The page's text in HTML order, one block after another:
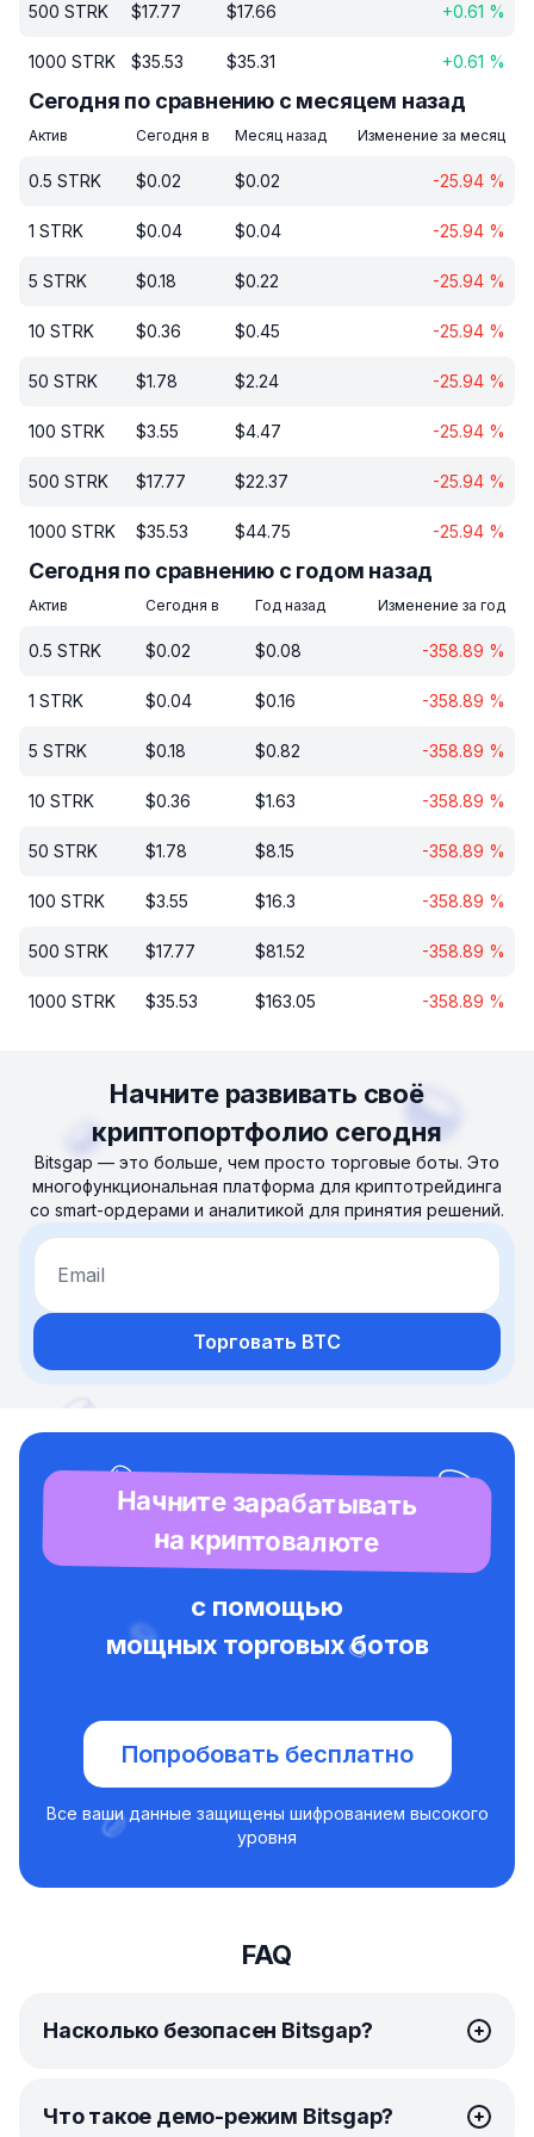
500 STRK $17.77 $17.66 +0.61 %
1000 STRK $35.53 $35.31 +0.61 %
Сегодня по сравнению с месяцем назад
Актив Сегодня в Месяц назад Изменение за месяц
0.5 STRK $0.02 $0.02 -25.94 %
1 STRK $0.04 $0.04 -25.94 %
5 STRK $0.18 $0.22 -25.94 %
10 STRK $0.36 $0.45 -25.94 %
50 STRK $1.78 $2.24 -25.94 %
100 STRK $3.55 $4.47 -25.94 %
500 STRK $17.77 $22.37 -25.94 %
1000 STRK $35.53 $44.75 -25.94 %
Сегодня по сравнению с годом назад
Актив Сегодня в Год назад Изменение за год
0.5 STRK $0.02 $0.08 -358.89 %
1 STRK $0.04 $0.16 -358.89 %
5 STRK $0.18 $0.82 -358.89 %
10 STRK $0.36 $1.63 -358.89 %
50 STRK $1.78 $8.15 -358.89 %
100 STRK $3.55 $16.3 -358.89 %
500 STRK $17.77 $81.52 -358.89 %
1000 STRK $35.53 $163.05 -358.89 %
Начните развивать своё
криптопортфолио сегодня
Bitsgap — это больше, чем просто торговые боты. Это
многофункциональная платформа для криптотрейдинга
со smart-ордерами и аналитикой для принятия решений.
Email
Торговать BTC
Начните зарабатывать
на криптовалюте
с помощью
мощных торговых ботов
Попробовать бесплатно
Все ваши данные защищены шифрованием высокого
уровня
FAQ
Насколько безопасен Bitsgap?
Безопасность для Bitsgap — главный приоритет.
Мы делаем всевозможное, чтобы защитить вашу
Что такое демо-режим Bitsgap?